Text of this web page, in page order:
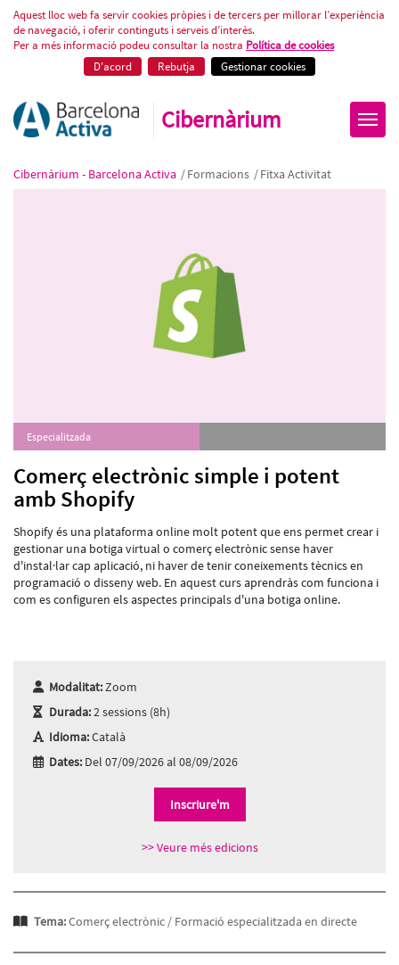
Comerç electrònic simple i
Aquest lloc web fa servir cookies pròpies i de tercers per millorar l’experiència
de navegació, i oferir continguts i serveis d’interès.
Per a més informació podeu consultar la nostra Política de cookies
D'acord
Rebutja Gestionar cookies
Cibernàrium
Cibernàrium - Barcelona Activa /Formacions /Fitxa Activitat
Especialitzada
Comerç electrònic simple i potent
amb Shopify
Shopify és una plataforma online molt potent que ens permet crear i
gestionar una botiga virtual o comerç electrònic sense haver
d'instal·lar cap aplicació, ni haver de tenir coneixements tècnics en
programació o disseny web. En aquest curs aprendràs com funciona i
com es configuren els aspectes principals d'una botiga online.
Modalitat:Zoom
Durada:2 sessions (8h)
Idioma:Català
Dates: Del 07/09/2026 al 08/09/2026
Inscriure'm
>> Veure més edicions
Tema:Comerç electrònic / Formació especialitzada en directe